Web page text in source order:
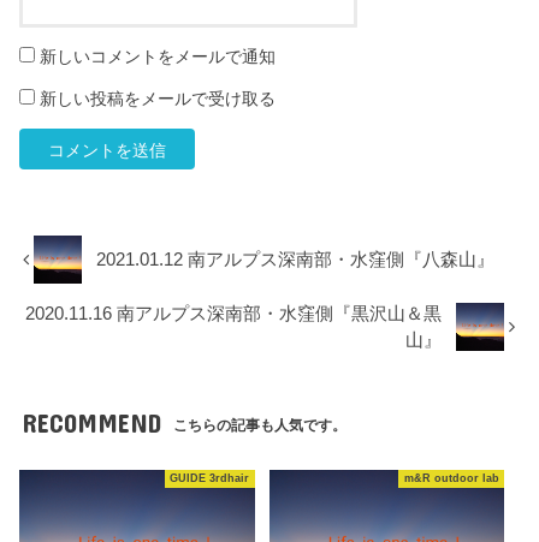
新しいコメントをメールで通知
新しい投稿をメールで受け取る
2021.01.12 南アルプス深南部・水窪側『八森山』
2020.11.16 南アルプス深南部・水窪側『黒沢山＆黒
山』
RECOMMEND こちらの記事も人気です。
GUIDE 3rdhair m&R outdoor lab